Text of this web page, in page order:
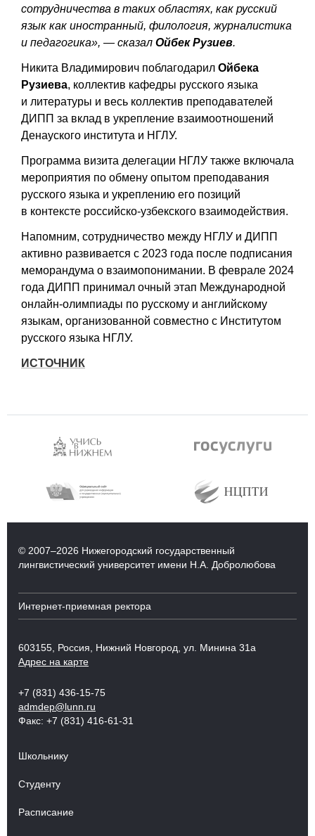
сотрудничества в таких областях, как русский
язык как иностранный, филология, журналистика
и педагогика», — сказал Ойбек Рузиев.
Никита Владимирович поблагодарил Ойбека
Рузиева, коллектив кафедры русского языка
и литературы и весь коллектив преподавателей
ДИПП за вклад в укрепление взаимоотношений
Денауского института и НГЛУ.
Программа визита делегации НГЛУ также включала
мероприятия по обмену опытом преподавания
русского языка и укреплению его позиций
в контексте российско-узбекского взаимодействия.
Напомним, сотрудничество между НГЛУ и ДИПП
активно развивается с 2023 года после подписания
меморандума о взаимопонимании. В феврале 2024
года ДИПП принимал очный этап Международной
онлайн-олимпиады по русскому и английскому
языкам, организованной совместно с Институтом
русского языка НГЛУ.
ИСТОЧНИК
© 2007–2026 Нижегородский государственный
лингвистический университет имени Н.А. Добролюбова
Интернет-приемная ректора
603155, Россия, Нижний Новгород, ул. Минина 31а
Адрес на карте
+7 (831) 436-15-75
admdep@lunn.ru
Факс: +7 (831) 416-61-31
Школьнику
Студенту
Расписание